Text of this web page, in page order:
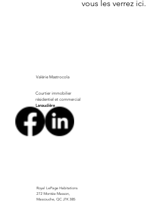
vous les verrez ici.
Valérie Mastrocola
Courtier immobilier
résidentiel et commercial
Lanaudière
Royal LePage Habitations
272 Montée Masson,
Mascouche, QC J7K 3B5